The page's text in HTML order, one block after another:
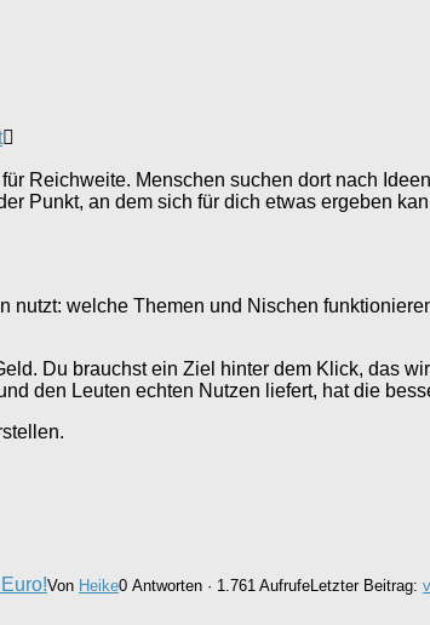
Reichweite. Menschen suchen dort nach
Punkt, an dem sich für dich etwas ergeben
nutzt: welche Themen und Nischen
Du brauchst ein Ziel hinter dem Klick, das
den Leuten echten Nutzen liefert, hat die
Von Heike0 Antworten · 1.761 AufrufeLetzter Beitrag: